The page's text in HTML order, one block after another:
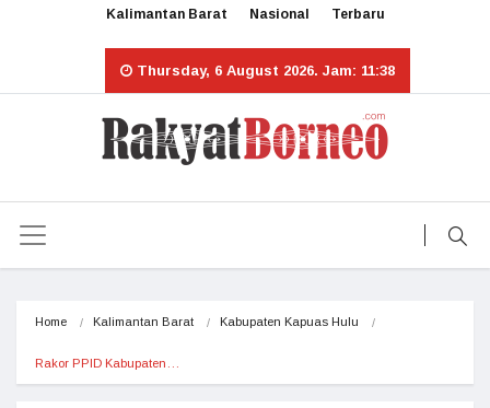
Kalimantan Barat Nasional Terbaru
Thursday, 6 August 2026. Jam: 11:38
Home Kalimantan Barat Kabupaten Kapuas Hulu
Rakor PPID Kabupaten…